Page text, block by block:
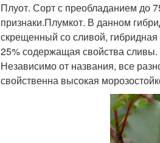
Плуот. Сорт с преобладанием до
признаки.Плумкот. В данном
скрещенный со сливой,
25% содержащая свойства сливы.
Независимо от названия, все
свойственна высокая